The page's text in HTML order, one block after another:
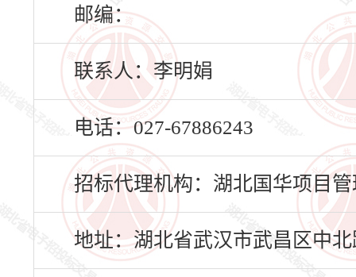
邮编：
联系人：李明娟
电话：027-67886243
招标代理机构：湖北国华项目管
地址：湖北省武汉市武昌区中